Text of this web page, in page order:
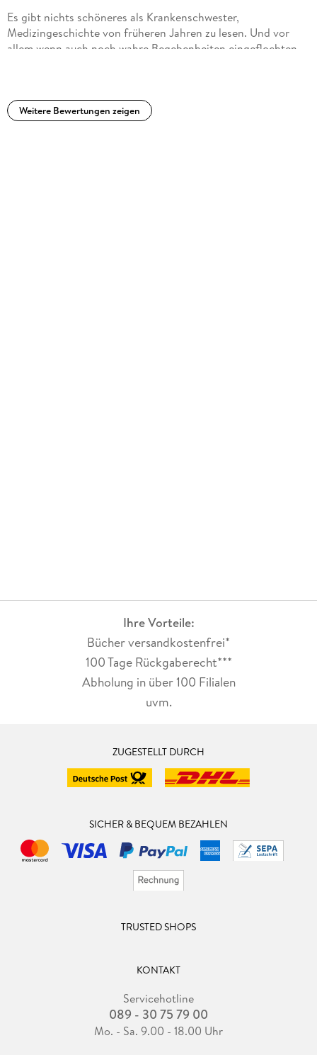
Es gibt nichts schöneres als Krankenschwester,
Medizingeschichte von früheren Jahren zu lesen. Und vor
allem wenn auch noch wahre Begebenheiten eingeflochten
gelungen.
Weitere Bewertungen zeigen
Ihre Vorteile:
Bücher versandkostenfrei*
100 Tage Rückgaberecht***
Abholung in über 100 Filialen
uvm.
ZUGESTELLT DURCH
SICHER & BEQUEM BEZAHLEN
TRUSTED SHOPS
KONTAKT
Servicehotline
089 - 30 75 79 00
Mo. - Sa. 9.00 - 18.00 Uhr